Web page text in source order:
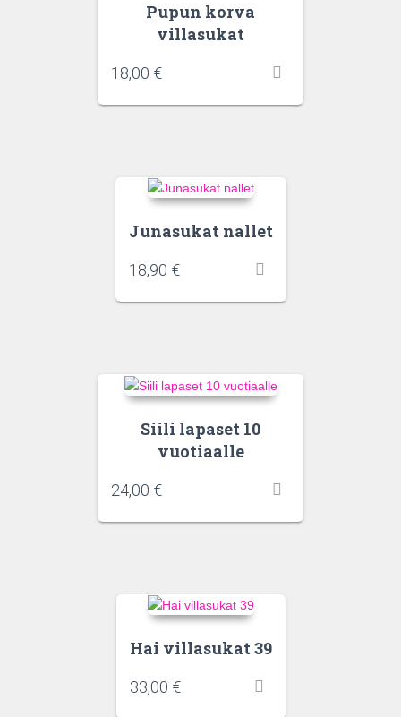
Pupun korva
villasukat
18,00 €
Junasukat nallet
18,90 €
Siili lapaset 10
vuotiaalle
24,00 €
Hai villasukat 39
33,00 €